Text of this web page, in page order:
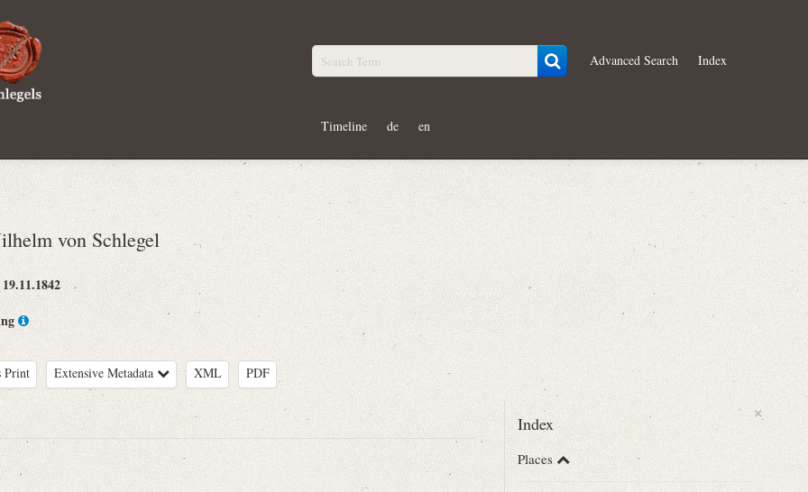
Advanced Search Index
Timeline de en
von Schlegel
19.11.1842
Print Extensive Metadata XML PDF
×
Index
Places